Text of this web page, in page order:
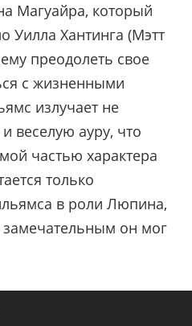
Магуайра, который
Уилла Хантинга (Мэтт
преодолеть свое
с жизненными
излучает не
веселую ауру, что
частью характера
только
в роли Люпина,
замечательным он мог